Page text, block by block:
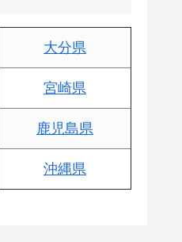
大分県
宮崎県
鹿児島県
沖縄県